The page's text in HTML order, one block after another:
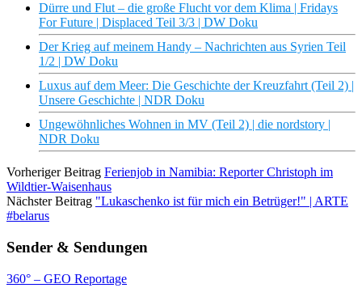
Dürre und Flut – die große Flucht vor dem Klima | Fridays
For Future | Displaced Teil 3/3 | DW Doku
Der Krieg auf meinem Handy – Nachrichten aus Syrien Teil
1/2 | DW Doku
Luxus auf dem Meer: Die Geschichte der Kreuzfahrt (Teil 2) |
Unsere Geschichte | NDR Doku
Ungewöhnliches Wohnen in MV (Teil 2) | die nordstory |
NDR Doku
Vorheriger Beitrag Ferienjob in Namibia: Reporter Christoph im
Wildtier-Waisenhaus
Nächster Beitrag "Lukaschenko ist für mich ein Betrüger!" | ARTE
#belarus
Sender & Sendungen
360° – GEO Reportage